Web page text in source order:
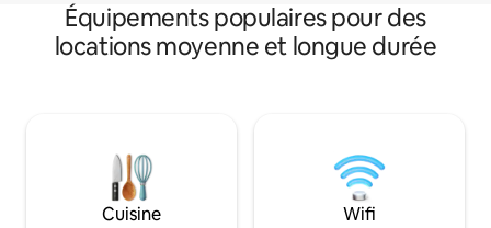
Équipements populaires pour des
locations moyenne et longue durée
Cuisine Wifi